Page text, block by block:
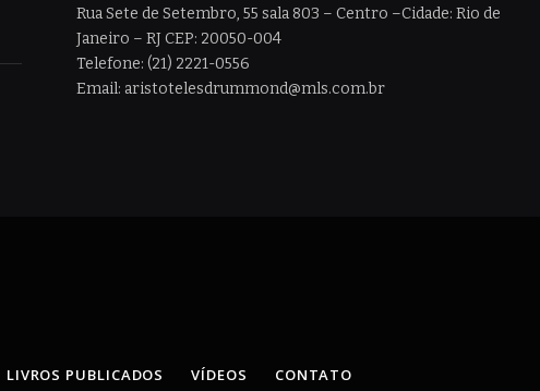
Rua Sete de Setembro, 55 sala 803 – Centro –Cidade: Rio de
Janeiro – RJ CEP: 20050-004
Telefone: (21) 2221-0556
Email: aristotelesdrummond@mls.com.br
LIVROS PUBLICADOS VÍDEOS CONTATO